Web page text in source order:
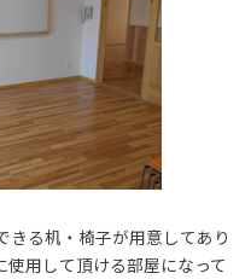
きる机・椅子が用意してあり
用して頂ける部屋になって